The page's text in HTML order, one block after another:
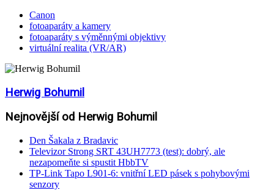
Canon
fotoaparáty a kamery
fotoaparáty s výměnnými objektivy
virtuální realita (VR/AR)
Herwig Bohumil
Nejnovější od Herwig Bohumil
Den Šakala z Bradavic
Televizor Strong SRT 43UH7773 (test): dobrý, ale
nezapomeňte si spustit HbbTV
TP-Link Tapo L901-6: vnitřní LED pásek s pohybovými
senzory